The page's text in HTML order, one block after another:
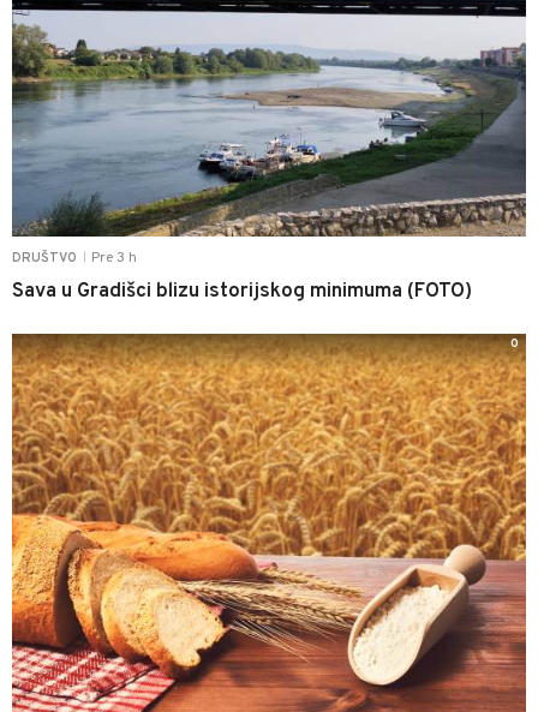
DRUŠTVO Pre 3 h
Sava u Gradišci blizu istorijskog minimuma (FOTO)
0